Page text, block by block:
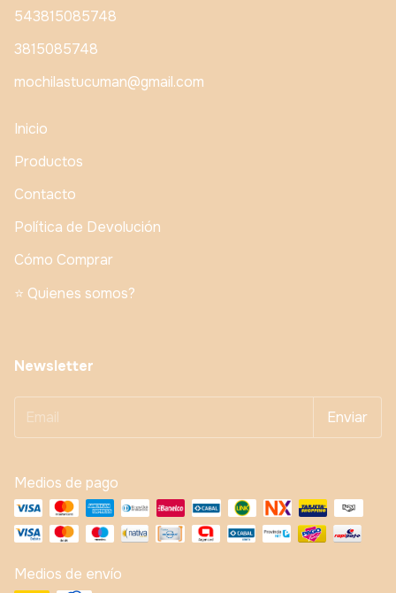
543815085748
3815085748
mochilastucuman@gmail.com
Inicio
Productos
Contacto
Política de Devolución
Cómo Comprar
⭐️ Quienes somos?
Newsletter
Medios de pago
Medios de envío